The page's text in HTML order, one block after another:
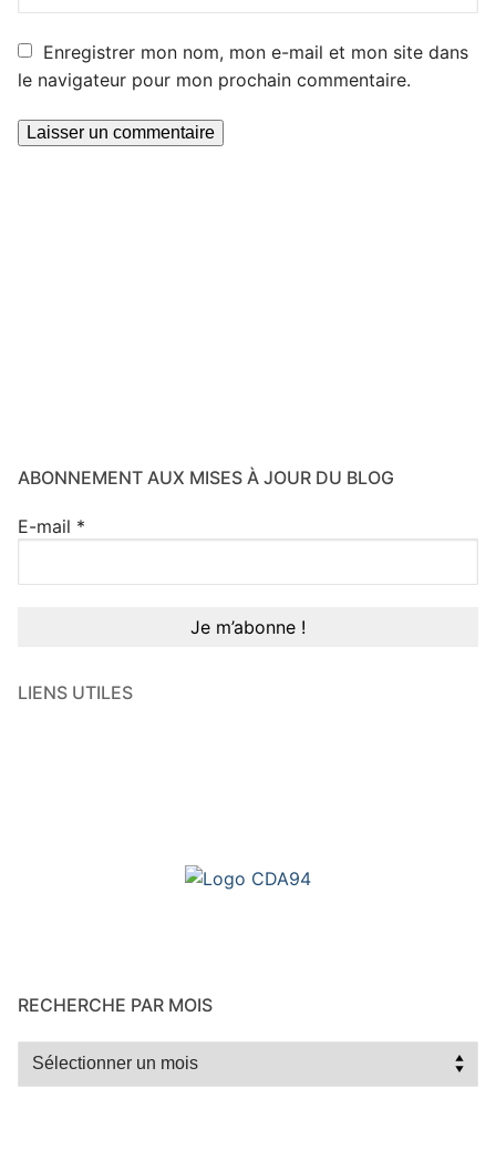
Enregistrer mon nom, mon e-mail et mon site dans
le navigateur pour mon prochain commentaire.
ABONNEMENT AUX MISES À JOUR DU BLOG
E-mail *
LIENS UTILES
RECHERCHE PAR MOIS
Recherche